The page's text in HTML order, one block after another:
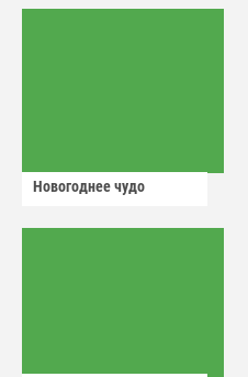
Новогоднее чудо